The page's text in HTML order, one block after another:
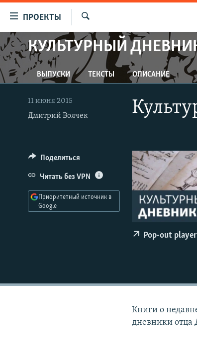
упрощенного
доступа
Вернуться
к
основному
содержанию
навигации
Вернутся
ПРОЕКТЫ
ПРОГРАММЫ
ПОДКАСТЫ
АВТОРСКИЕ ПРОЕКТЫ
ЦИТАТЫ СВОБОДЫ
МНЕНИЯ
КУЛЬТУРА
IDEL.РЕАЛИИ
КАВКАЗ.РЕАЛИИ
СЕВЕР.РЕАЛИИ
СИБИРЬ.РЕАЛИИ
Искать
КУЛЬТУРНЫЙ
ВЫПУСКИ ТЕКСТЫ ОПИСАНИЕ
11 июня 2015
Дмитрий Волчек
Pop-out player
Поделиться
Читать без VPN
Приоритетный источник в
Google
Книги о
дневники отца